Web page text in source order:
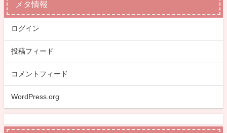
メタ情報
ログイン
投稿フィード
コメントフィード
WordPress.org